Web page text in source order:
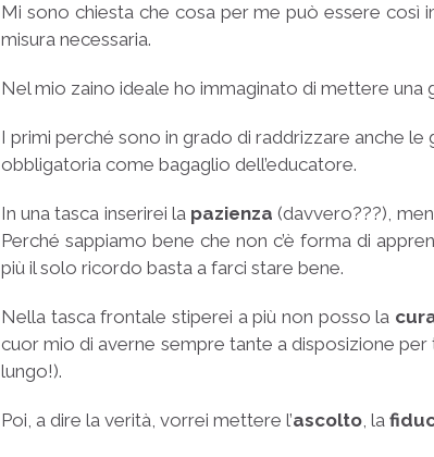
Mi sono chiesta che cosa per me può essere così
misura necessaria.
Nel mio zaino ideale ho immaginato di mettere una
I primi perché sono in grado di raddrizzare anche
obbligatoria come bagaglio dell’educatore.
In una tasca inserirei la pazienza (davvero???),
Perché sappiamo bene che non c’è forma di
più il solo ricordo basta a farci stare bene.
Nella tasca frontale stiperei a più non posso la
cuor mio di averne sempre tante a disposizione
lungo!).
Poi, a dire la verità, vorrei mettere l’ascolto, la